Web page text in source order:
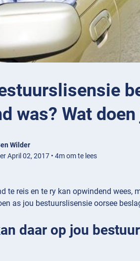
was? Wat
Wilder
April 02, 2017 • 4m om te lees
te reis en te ry kan opwindend wees,
as jou bestuurslisensie oorsee
daar op jou